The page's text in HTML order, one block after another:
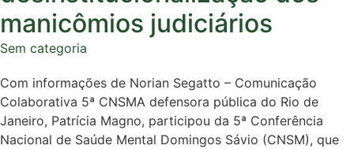
manicômios judiciários
Sem categoria
Com informações de Norian Segatto – Comunicação
Colaborativa 5ª CNSMA defensora pública do Rio de
Janeiro, Patrícia Magno, participou da 5ª Conferência
Nacional de Saúde Mental Domingos Sávio (CNSM), que